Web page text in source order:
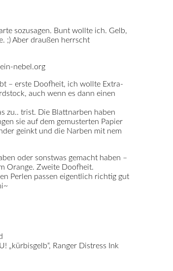
sozusagen. Bunt wollte ich. Gelb,
;) Aber draußen herrscht
– erste Doofheit, ich wollte Extra-
auch wenn es dann einen
zu.. trist. Die Blattnarben haben
sie auf dem gemusterten Papier
geinkt und die Narben mit nem
oder sonstwas gemacht haben –
Orange. Zweite Doofheit.
Perlen passen eigentlich richtig gut
„kürbisgelb“, Ranger Distress Ink